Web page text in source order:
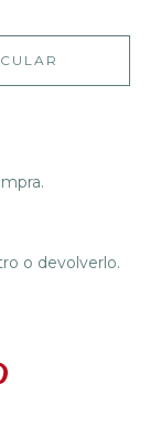
o devolverlo.